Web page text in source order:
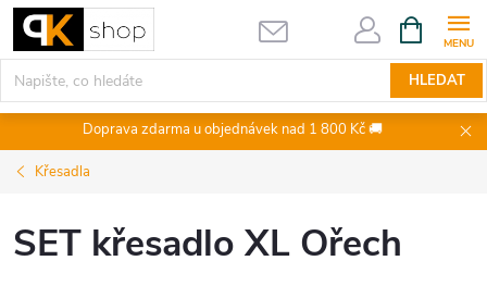
Přejít
obsah
HLEDAT
NÁKUPNÍ
KOŠÍK
Doprava zdarma u objednávek nad 1 800 Kč 🚚
Křesadla
SET křesadlo XL Ořech